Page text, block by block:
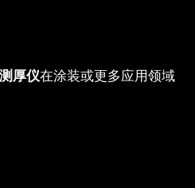
厚仪在涂装或更多应用领域